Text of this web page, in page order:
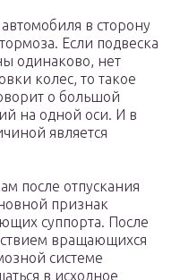
в сторону
Если подвеска
одинаково, нет
колес, то такое
о большой
на одной оси. И в
является
после отпускания
признак
суппорта. После
вращающихся
системе
в исходное